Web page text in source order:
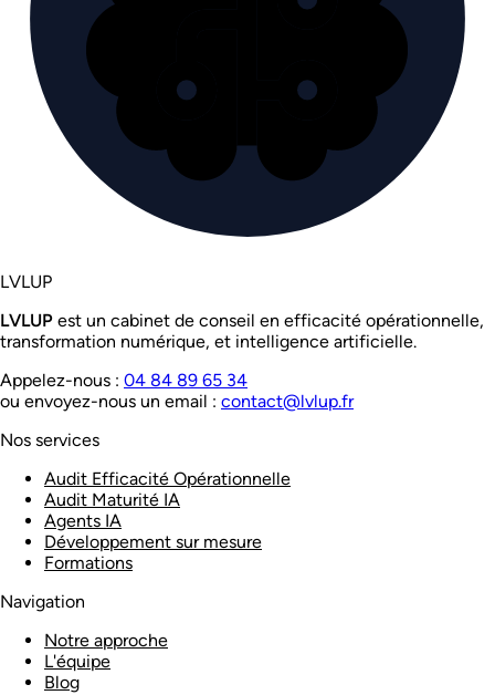
LVLUP
LVLUP est un cabinet de conseil en efficacité opérationnelle,
transformation numérique, et intelligence artificielle.
Appelez-nous : 04 84 89 65 34
ou envoyez-nous un email : contact@lvlup.fr
Nos services
Audit Efficacité Opérationnelle
Audit Maturité IA
Agents IA
Développement sur mesure
Formations
Navigation
Notre approche
L'équipe
Blog